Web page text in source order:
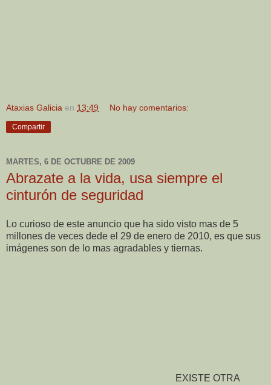
Ataxias Galicia en 13:49 No hay comentarios:
Compartir
MARTES, 6 DE OCTUBRE DE 2009
Abrazate a la vida, usa siempre el
cinturón de seguridad
Lo curioso de este anuncio que ha sido visto mas de 5
millones de veces dede el 29 de enero de 2010, es que sus
imágenes son de lo mas agradables y tiernas.
EXISTE OTRA